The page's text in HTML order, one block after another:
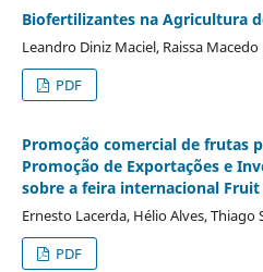
Biofertilizantes na Agricultura
Leandro Diniz Maciel, Raissa
PDF
Promoção comercial de frutas
Promoção de Exportações e
sobre a feira internacional
Ernesto Lacerda, Hélio Alves, Thiago
PDF